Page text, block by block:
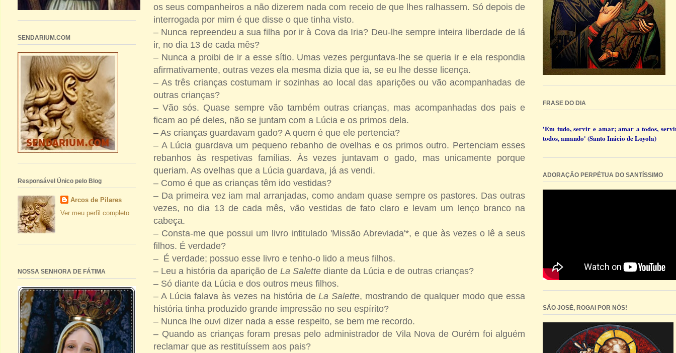
os seus companheiros a não dizerem nada com receio de que lhes ralhassem. Só depois de
interrogada por mim é que disse o que tinha visto.
– Nunca repreendeu a sua filha por ir à Cova da Iria? Deu-lhe sempre inteira liberdade de lá
ir, no dia 13 de cada mês?
– Nunca a proibi de ir a esse sítio. Umas vezes perguntava-lhe se queria ir e ela respondia
afirmativamente, outras vezes ela mesma dizia que ia, se eu lhe desse licença.
– As três crianças costumam ir sozinhas ao local das aparições ou vão acompanhadas de
outras crianças?
– Vão sós. Quase sempre vão também outras crianças, mas acompanhadas dos pais e
ficam ao pé deles, não se juntam com a Lúcia e os primos dela.
– As crianças guardavam gado? A quem é que ele pertencia?
– A Lúcia guardava um pequeno rebanho de ovelhas e os primos outro. Pertenciam esses
rebanhos às respetivas famílias. Às vezes juntavam o gado, mas unicamente porque
queriam. As ovelhas que a Lúcia guardava, já as vendi.
– Como é que as crianças têm ido vestidas?
– Da primeira vez iam mal arranjadas, como andam quase sempre os pastores. Das outras
vezes, no dia 13 de cada mês, vão vestidas de fato claro e levam um lenço branco na
cabeça.
– Consta-me que possui um livro intitulado 'Missão Abreviada'*, e que às vezes o lê a seus
filhos. É verdade?
– É verdade; possuo esse livro e tenho-o lido a meus filhos.
– Leu a história da aparição de La Salette diante da Lúcia e de outras crianças?
– Só diante da Lúcia e dos outros meus filhos.
– A Lúcia falava às vezes na história de La Salette, mostrando de qualquer modo que essa
história tinha produzido grande impressão no seu espírito?
– Nunca lhe ouvi dizer nada a esse respeito, se bem me recordo.
– Quando as crianças foram presas pelo administrador de Vila Nova de Ourém foi alguém
reclamar que as restituíssem aos pais?
SENDARIUM.COM
Responsável Único pelo Blog
Arcos de Pilares
Ver meu perfil completo
NOSSA SENHORA DE FÁTIMA
FRASE DO DIA
'Em tudo, servir e amar; amar a todos,
todos, amando' (Santo Inácio de Loyola)
ADORAÇÃO PERPÉTUA DO SANTÍSSIMO
SÃO JOSÉ, ROGAI POR NÓS!